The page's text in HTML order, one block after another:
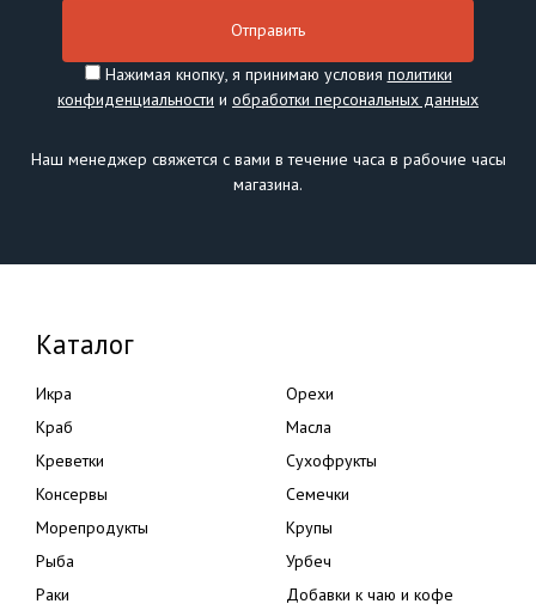
Нажимая кнопку, я принимаю условия политики
конфиденциальности и обработки персональных данных
Наш менеджер свяжется с вами в течение часа в рабочие часы
магазина.
Каталог
Икра
Краб
Креветки
Консервы
Морепродукты
Рыба
Раки
Орехи
Масла
Сухофрукты
Семечки
Крупы
Урбеч
Добавки к чаю и кофе